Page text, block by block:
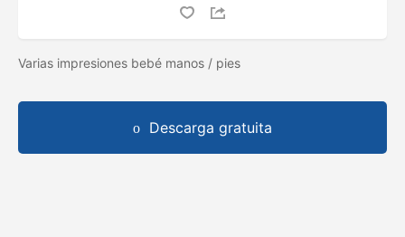
Varias impresiones bebé manos / pies
Descarga gratuita